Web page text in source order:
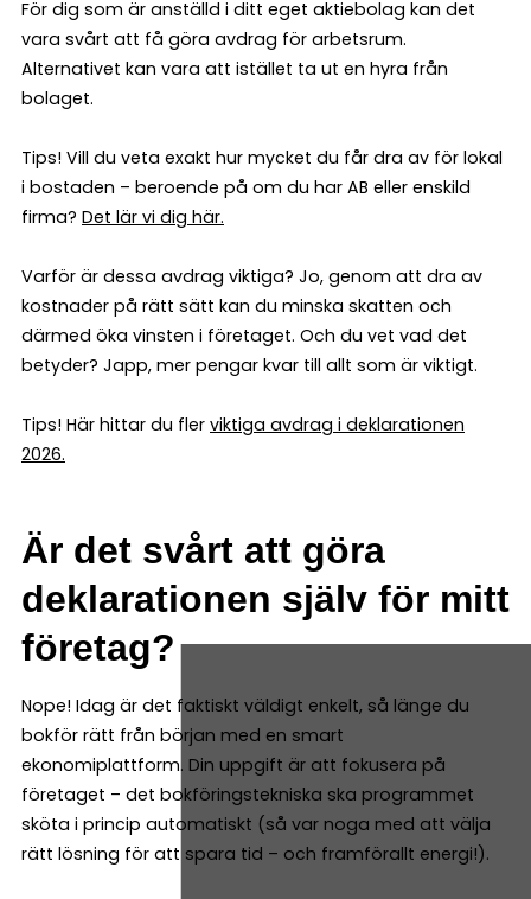
För dig som är anställd i ditt eget aktiebolag kan det
vara svårt att få göra avdrag för arbetsrum.
Alternativet kan vara att istället ta ut en hyra från
bolaget.
Tips! Vill du veta exakt hur mycket du får dra av för lokal
i bostaden – beroende på om du har AB eller enskild
firma? Det lär vi dig här.
Varför är dessa avdrag viktiga? Jo, genom att dra av
kostnader på rätt sätt kan du minska skatten och
därmed öka vinsten i företaget. Och du vet vad det
betyder? Japp, mer pengar kvar till allt som är viktigt.
Tips! Här hittar du fler viktiga avdrag i deklarationen
2026.
Är det svårt att göra
deklarationen själv för mitt
företag?
Nope! Idag är det faktiskt väldigt enkelt, så länge du
bokför rätt från början med en smart
ekonomiplattform. Din uppgift är att fokusera på
företaget – det bokföringstekniska ska programmet
sköta i princip automatiskt (så var noga med att välja
rätt lösning för att spara tid – och framförallt energi!).